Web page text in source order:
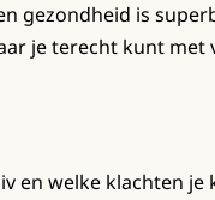
gezondheid is
je terecht kunt met
en welke klachten je